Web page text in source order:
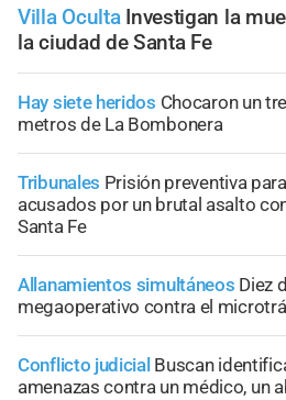
Villa Oculta Investigan la
la ciudad de Santa Fe
Hay siete heridos Chocaron un
metros de La Bombonera
Tribunales Prisión preventiva
acusados por un brutal asalto
Santa Fe
Allanamientos simultáneos Diez
megaoperativo contra el
Conflicto judicial Buscan
amenazas contra un médico, un